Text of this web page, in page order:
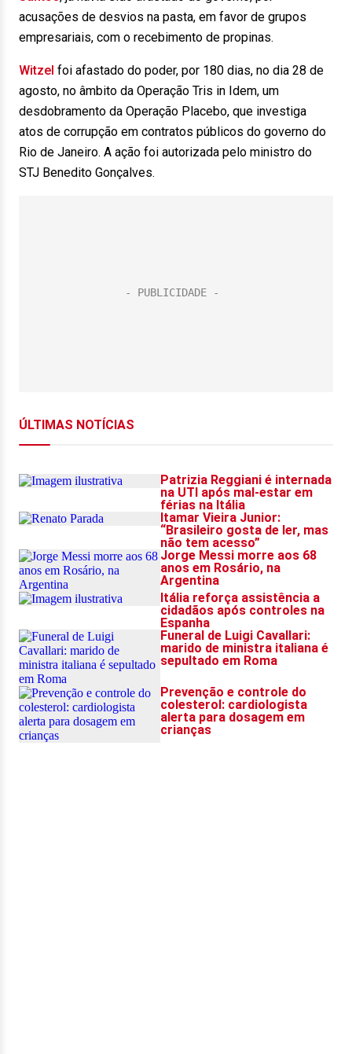
acusações de desvios na pasta, em favor de grupos
empresariais, com o recebimento de propinas.
Witzel foi afastado do poder, por 180 dias, no dia 28 de
agosto, no âmbito da Operação Tris in Idem, um
desdobramento da Operação Placebo, que investiga
atos de corrupção em contratos públicos do governo do
Rio de Janeiro. A ação foi autorizada pelo ministro do
STJ Benedito Gonçalves.